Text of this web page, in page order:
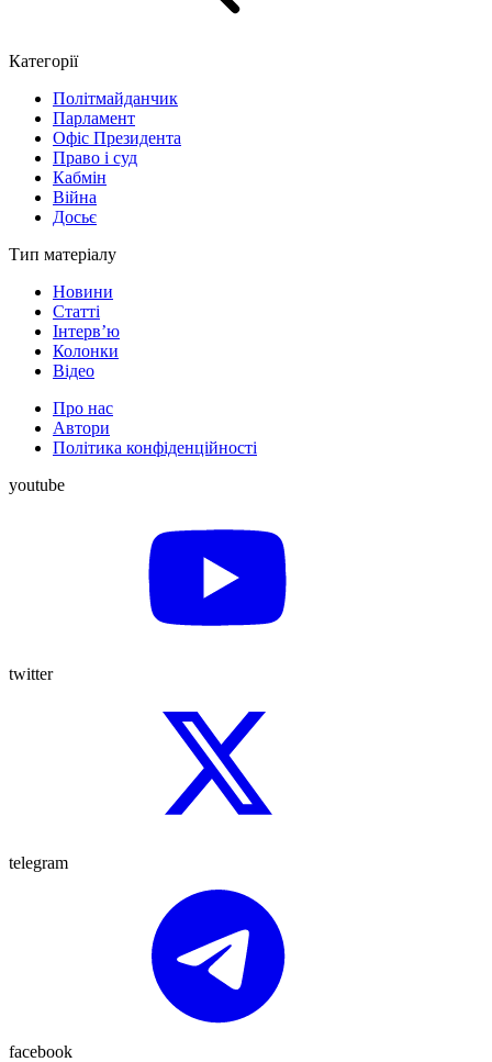
Категорії
Політмайданчик
Парламент
Офіс Президента
Право і суд
Кабмін
Війна
Досьє
Тип матеріалу
Новини
Статті
Інтерв’ю
Колонки
Відео
Про нас
Автори
Політика конфіденційності
youtube
twitter
telegram
facebook